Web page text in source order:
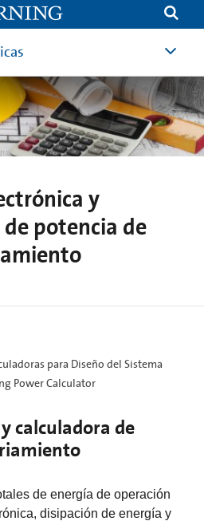
y
potencia de
para Diseño del Sistema
Power Calculator
calculadora de
de energía de operación
disipación de energía y